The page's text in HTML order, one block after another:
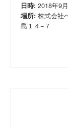
日時: 2018年9
場所: 株式会社
島１４−７